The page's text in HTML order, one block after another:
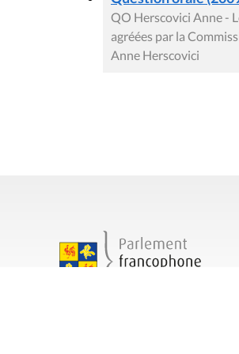
QO Herscovici Anne -
agréées par la
Anne Herscovici